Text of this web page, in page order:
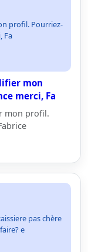
profil. Pourriez-
Fa
mon
merci, Fa
mon profil.
pas chère
e